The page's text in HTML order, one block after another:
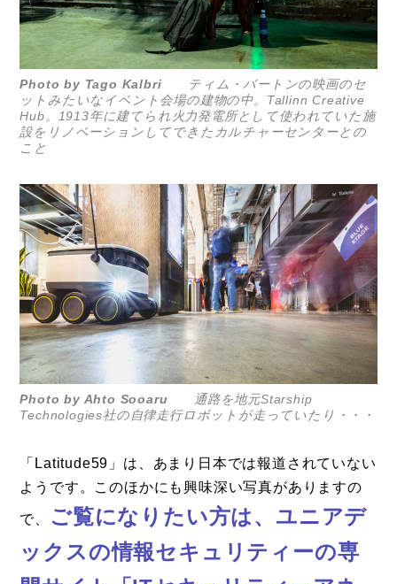
Photo by Tago Kalbri ティム・バートンの映画のセ
ットみたいなイベント会場の建物の中。Tallinn Creative
Hub。1913年に建てられ火力発電所として使われていた施
設をリノベーションしてできたカルチャーセンターとの
こと
Photo by Ahto Sooaru 通路を地元Starship
Technologies社の自律走行ロボットが走っていたり・・・
「Latitude59」は、あまり日本では報道されていない
ようです。このほかにも興味深い写真がありますの
で、
ご覧になりたい方は、ユニアデ
ックスの情報セキュリティーの専